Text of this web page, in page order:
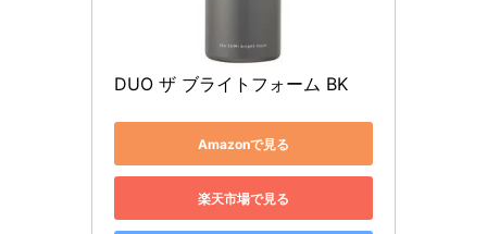
DUO ザ ブライトフォーム BK
Amazonで見る
楽天市場で見る